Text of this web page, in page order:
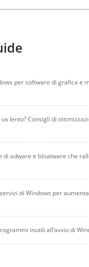
per software di grafica e
lento? Consigli di
di adware e bloatware che
di Windows per
inutili all’avvio di